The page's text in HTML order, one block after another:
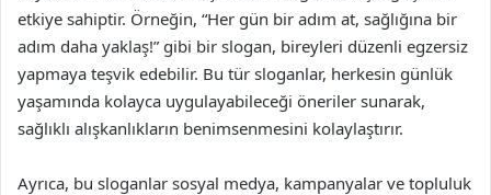
etkiye sahiptir. Örneğin, “Her gün bir adım at, sağlığına bir
adım daha yaklaş!” gibi bir slogan, bireyleri düzenli egzersiz
yapmaya teşvik edebilir. Bu tür sloganlar, herkesin günlük
yaşamında kolayca uygulayabileceği öneriler sunarak,
sağlıklı alışkanlıkların benimsenmesini kolaylaştırır.
Ayrıca, bu sloganlar sosyal medya, kampanyalar ve topluluk